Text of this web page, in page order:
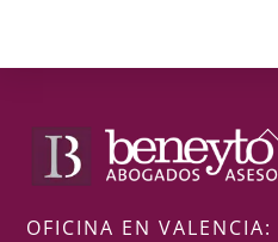
To
OFICINA EN VALENCIA: